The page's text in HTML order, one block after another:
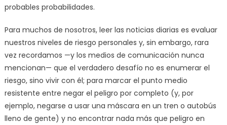
probables probabilidades.
Para muchos de nosotros, leer las noticias diarias es evaluar
nuestros niveles de riesgo personales y, sin embargo, rara
vez recordamos —y los medios de comunicación nunca
mencionan— que el verdadero desafío no es enumerar el
riesgo, sino vivir con él; para marcar el punto medio
resistente entre negar el peligro por completo (y, por
ejemplo, negarse a usar una máscara en un tren o autobús
lleno de gente) y no encontrar nada más que peligro en